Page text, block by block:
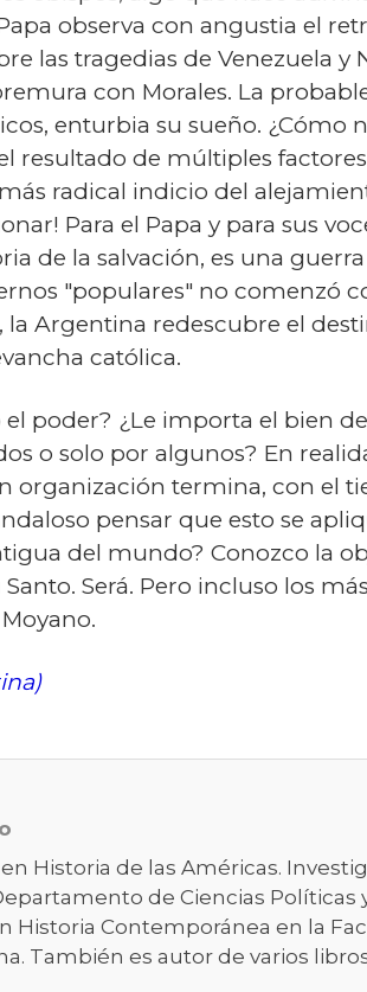
observa con angustia el
las tragedias de Venezuela
con Morales. La
enturbia su sueño. ¿Cómo
resultado de múltiples
radical indicio del
Para el Papa y para sus
de la salvación, es una
"populares" no comenzó
Argentina redescubre el
católica.
el poder? ¿Le importa el bien
o solo por algunos? En
organización termina, con el
pensar que esto se
del mundo? Conozco la
Será. Pero incluso los
Historia de las Américas.
de Ciencias Políticas
Historia Contemporánea en la
También es autor de varios